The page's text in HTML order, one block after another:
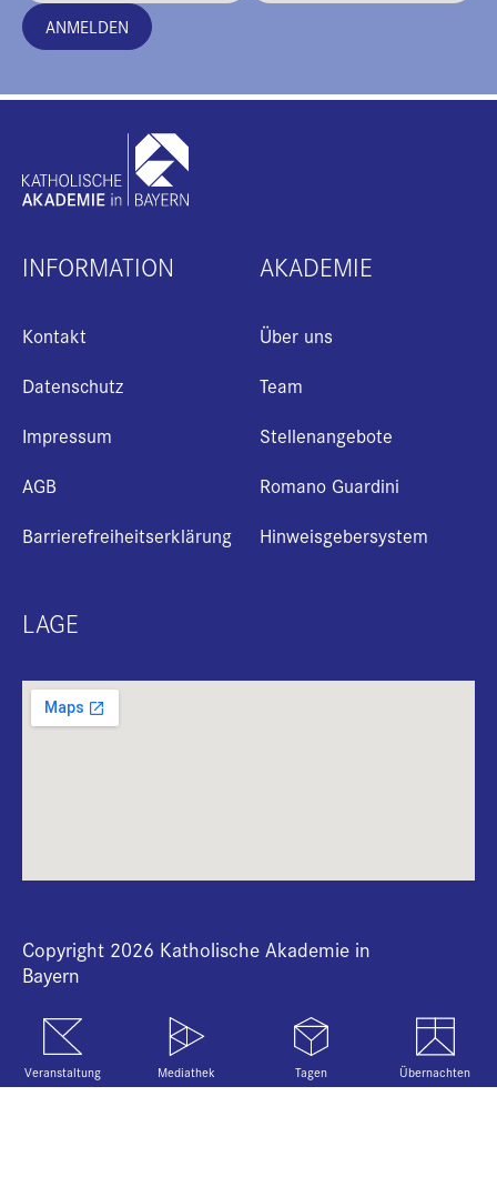
ANMELDEN
INFORMATION
Kontakt
Datenschutz
Impressum
AGB
Barrierefreiheitserklärung
AKADEMIE
Über uns
Team
Stellenangebote
Romano Guardini
Hinweisgebersystem
LAGE
Copyright 2026 Katholische Akademie in
Bayern
Veranstaltung Mediathek Tagen Übernachten